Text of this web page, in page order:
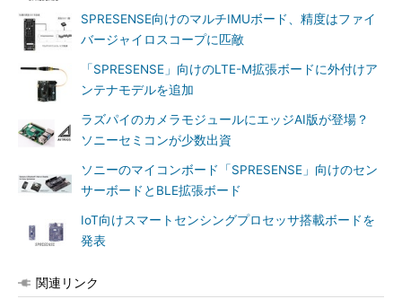
SPRESENSE向けのマルチIMUボード、精度はファイ
バージャイロスコープに匹敵
「SPRESENSE」向けのLTE-M拡張ボードに外付けア
ンテナモデルを追加
ラズパイのカメラモジュールにエッジAI版が登場？
ソニーセミコンが少数出資
ソニーのマイコンボード「SPRESENSE」向けのセン
サーボードとBLE拡張ボード
IoT向けスマートセンシングプロセッサ搭載ボードを
発表
関連リンク